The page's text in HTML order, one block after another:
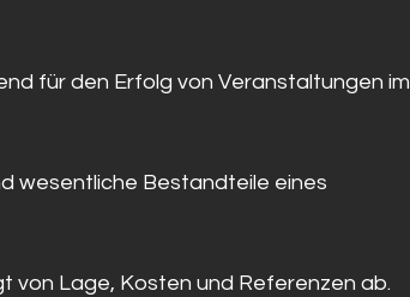
für den Erfolg von Veranstaltungen im
wesentliche Bestandteile eines
von Lage, Kosten und Referenzen ab.